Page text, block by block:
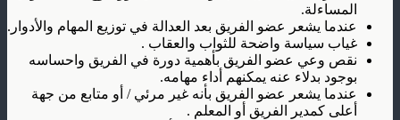
المساءلة.
عندما يشعر عضو الفريق بعد العدالة في توزيع المهام والأدوار.
غياب سياسة واضحة للثواب والعقاب .
نقص وعي عضو الفريق بأهمية دورة في الفريق واحساسه
بوجود بدلاء عنه يمكنهم أداء مهامه.
عندما يشعر عضو الفريق بأنه غير مرئي / أو متابع من جهة
أعلى كمدير الفريق أو المعلم .